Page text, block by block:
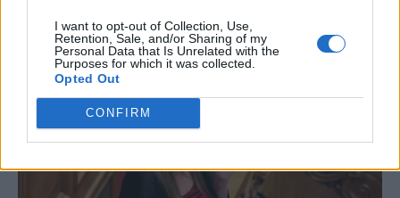
I want to opt-out of Collection, Use,
Retention, Sale, and/or Sharing of my
Personal Data that Is Unrelated with the
Purposes for which it was collected.
Opted Out
CONFIRM